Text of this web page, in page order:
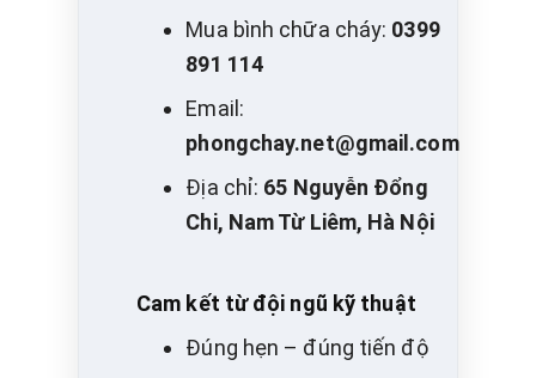
Mua bình chữa cháy: 0399
891 114
Email:
phongchay.net@gmail.com
Địa chỉ: 65 Nguyễn Đổng
Chi, Nam Từ Liêm, Hà Nội
Cam kết từ đội ngũ kỹ thuật
Đúng hẹn – đúng tiến độ